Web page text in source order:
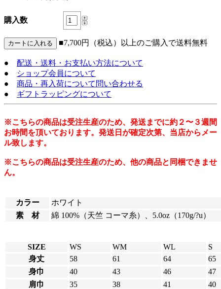
購入数
■7,700円（税込）以上のご購入で送料無料
● 配送・送料・お支払い方法について
●
ショップ会員について
● 商品・再入荷について問い合わせる
● ギフトラッピングについて
※こちらの商品は受注生産のため、発送までに約２〜３週間
お時間を頂いております。発送日が確定次第、当店からメー
ル致します。
※こちらの商品は受注生産のため、他の商品と同梱できませ
ん。
カラー
ホワイト
素 材
綿 100%（天竺 コーマ糸）、5.0oz（170g/?u）
SIZE WS WM WL
S
身丈
58 61 64
65
身巾
40 43 46
47
肩巾
35 38 41
40